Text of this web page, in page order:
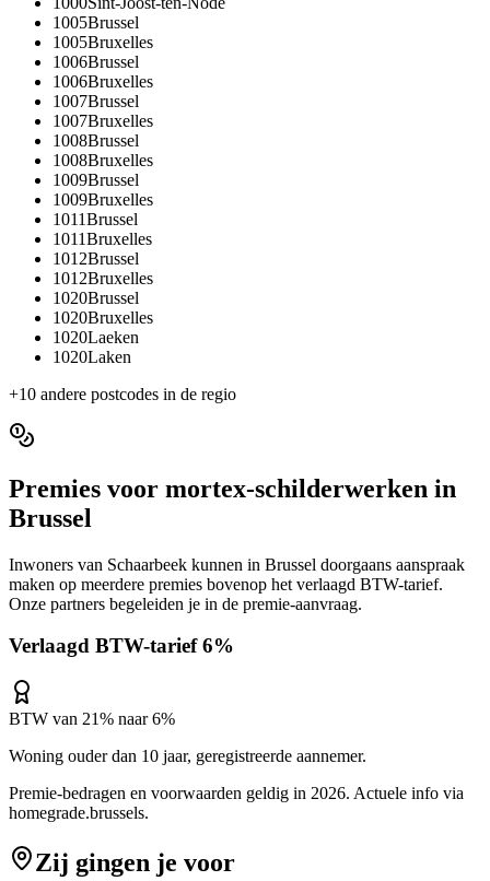
1005Brussel
1005Bruxelles
1006Brussel
1006Bruxelles
1007Brussel
1007Bruxelles
1008Brussel
1008Bruxelles
1009Brussel
1009Bruxelles
1011Brussel
1011Bruxelles
1012Brussel
1012Bruxelles
1020Brussel
1020Bruxelles
1020Laeken
1020Laken
+10 andere postcodes in de regio
Premies voor mortex-schilderwerken in
Brussel
Inwoners van Schaarbeek kunnen in Brussel doorgaans aanspraak
maken op meerdere premies bovenop het verlaagd BTW-tarief.
Onze partners begeleiden je in de premie-aanvraag.
Verlaagd BTW-tarief 6%
BTW van 21% naar 6%
Woning ouder dan 10 jaar, geregistreerde aannemer.
Premie-bedragen en voorwaarden geldig in 2026. Actuele info via
homegrade.brussels.
Zij gingen je voor